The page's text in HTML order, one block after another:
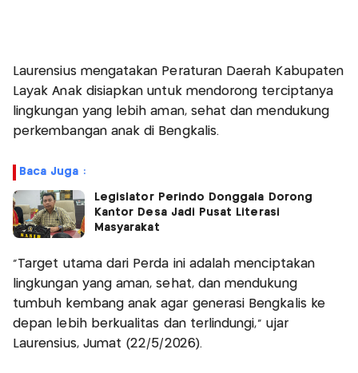
Laurensius mengatakan Peraturan Daerah Kabupaten
Layak Anak disiapkan untuk mendorong terciptanya
lingkungan yang lebih aman, sehat dan mendukung
perkembangan anak di Bengkalis.
Baca Juga :
Legislator Perindo Donggala Dorong
Kantor Desa Jadi Pusat Literasi
Masyarakat
“Target utama dari Perda ini adalah menciptakan
lingkungan yang aman, sehat, dan mendukung
tumbuh kembang anak agar generasi Bengkalis ke
depan lebih berkualitas dan terlindungi,” ujar
Laurensius, Jumat (22/5/2026).